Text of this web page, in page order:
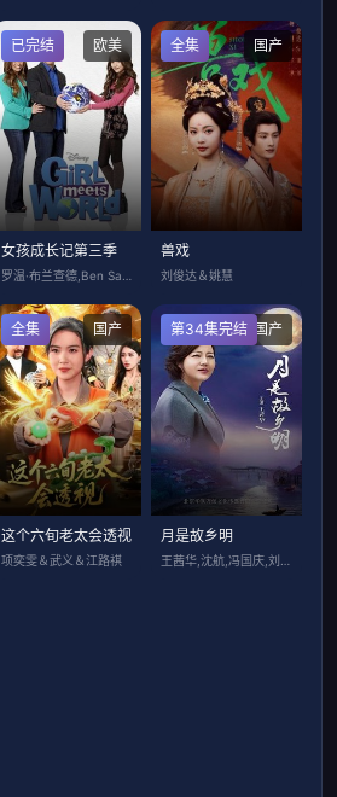
欧美
已完结
女孩成长记第三季
国产
全集
兽戏
刘俊达＆姚慧
国产
全集
这个六旬老太会透视
项奕雯＆武义＆江路祺
国产
第34集完结
月是故乡明